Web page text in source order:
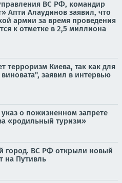
ВС РФ, командир
Апти Алаудинов заявил, что
армии за время проведения
к отметке в 2,5 миллиона
терроризм Киева, так как для
заявил в интервью
о пожизненном запрете
«родильный туризм»
город. ВС РФ открыли новый
на Путивль